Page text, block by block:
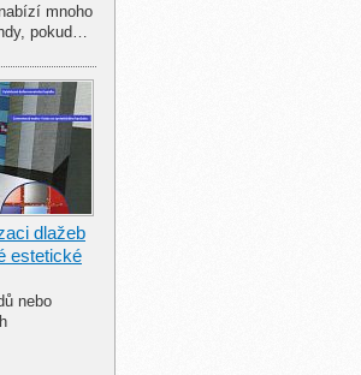
mnoho
pokud…
dlažeb
estetické
nebo